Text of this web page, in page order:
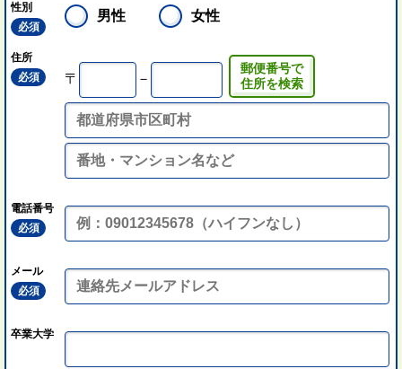
性別
必須
男性 女性
住所
必須
〒 －
郵便番号で
住所を検索
電話番号
必須
メール
必須
卒業大学